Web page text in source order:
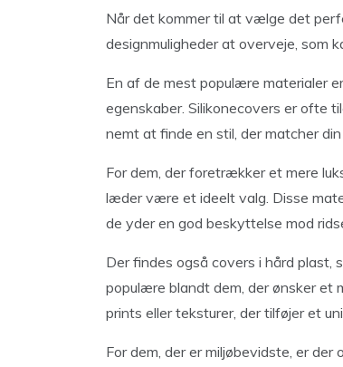
Når det kommer til at vælge det
designmuligheder at overveje, som
En af de mest populære materialer
egenskaber. Silikonecovers er ofte
nemt at finde en stil, der matcher
For dem, der foretrækker et mere
læder være et ideelt valg. Disse
de yder en god beskyttelse mod
Der findes også covers i hård
populære blandt dem, der ønsker et
prints eller teksturer, der tilføjer et
For dem, der er miljøbevidste, er